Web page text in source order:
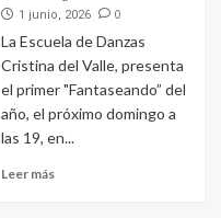
1 junio, 2026 0
La Escuela de Danzas
Cristina del Valle, presenta
el primer "Fantaseando” del
año, el próximo domingo a
las 19, en...
Leer más